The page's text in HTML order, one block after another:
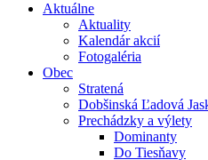
Aktuálne
Aktuality
Kalendár akcií
Fotogaléria
Obec
Stratená
Dobšinská Ľadová
Prechádzky a výlety
Dominanty
Do Tiesňavy